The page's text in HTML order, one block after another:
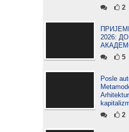
2
2026:
5
Posle
2